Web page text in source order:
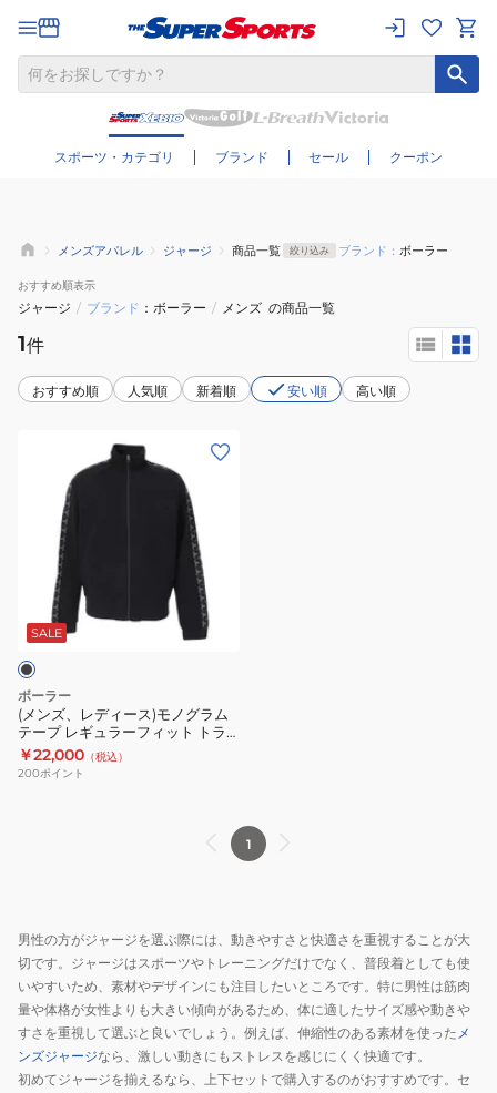
スポーツ・カテゴリ ブランド セール クーポン
さらに絞り込む
メンズアパレル ジャージ 商品一覧 絞り込み ブランド： ボーラー
おすすめ順表示
ジャージ / ブランド ボーラー / メンズ の商品一覧
1件
おすすめ順 人気順 新着順 安い順 高い順
ス)
モ
ノ
グ
ラ
ム
ラ
ー
フ
ィ
ッ
ト
SALE
ボーラー
(メンズ、レディース)モノグラム
テープ レギュラーフィット トラ
ックジャケット B1387.1023
￥22,000 （税込）
200ポイント
1
男性の方がジャージを選ぶ際には、動きやすさと快適さを重視することが大
切です。ジャージはスポーツやトレーニングだけでなく、普段着としても使
いやすいため、素材やデザインにも注目したいところです。特に男性は筋肉
量や体格が女性よりも大きい傾向があるため、体に適したサイズ感や動きや
すさを重視して選ぶと良いでしょう。例えば、伸縮性のある素材を使った メ
ンズジャージなら、激しい動きにもストレスを感じにくく快適です。
初めてジャージを揃えるなら、上下セットで購入するのがおすすめです。セ